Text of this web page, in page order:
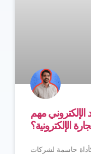
الإلكتروني مهم
الإلكترونية؟
كأداة حاسمة لشركات